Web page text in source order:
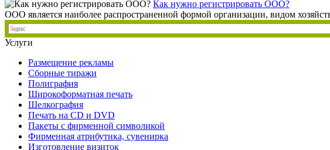
Как нужно регистрировать ООО?
ООО является наиболее распространенной формой организации, видом
Услуги
Размещение рекламы
Сборные тиражи
Полиграфия
Широкоформатная печать
Шелкография
Печать на СD и DVD
Пакеты с фирменной символикой
Фирменная атрибутика, сувенирка
Изготовление визиток